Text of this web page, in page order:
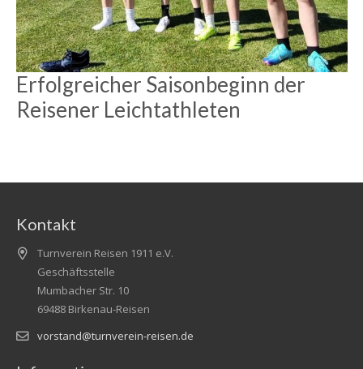
Erfolgreicher Saisonbeginn der
Reisener Leichtathleten
Kontakt
Turnverein Reisen 1911 e.V.
Geschäftsstelle
Mumbacher Str. 10
69488 Birkenau-Reisen
vorstand@turnverein-reisen.de